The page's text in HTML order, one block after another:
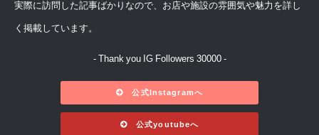
実際に訪問した記事ばかりなので、お店や施設の雰囲気や魅力を詳し
く掲載しています。
- Thank you IG Followers 30000 -
公式Instagramへ
公式youtubeへ